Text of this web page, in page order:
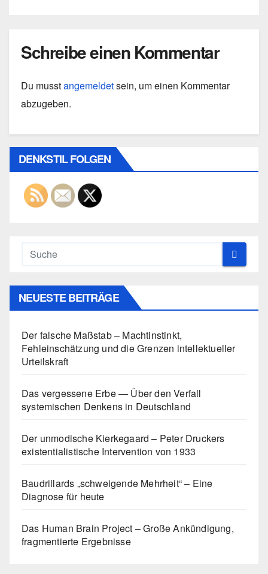
Schreibe einen Kommentar
Du musstangemeldetsein, um einen Kommentar
abzugeben.
DENKSTIL FOLGEN
NEUESTE BEITRÄGE
Der falsche Maßstab – Machtinstinkt,
Fehleinschätzung und die Grenzen intellektueller
Urteilskraft
Das vergessene Erbe — Über den Verfall
systemischen Denkens in Deutschland
Der unmodische Kierkegaard – Peter Druckers
existentialistische Intervention von 1933
Baudrillards „schweigende Mehrheit“ – Eine
Diagnose für heute
Das Human Brain Project – Große Ankündigung,
fragmentierte Ergebnisse